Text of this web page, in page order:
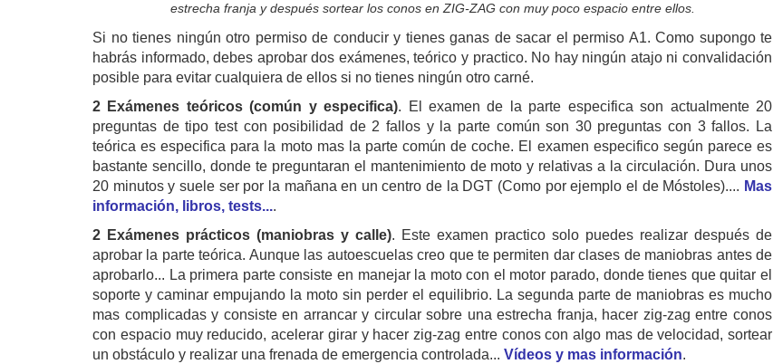
estrecha franja y después sortear los conos en ZIG-ZAG con muy poco espacio entre ellos.
Si no tienes ningún otro permiso de conducir y tienes ganas de sacar el permiso A1. Como supongo te
habrás informado, debes aprobar dos exámenes, teórico y practico. No hay ningún atajo ni convalidación
posible para evitar cualquiera de ellos si no tienes ningún otro carné.
2 Exámenes teóricos (común y especifica). El examen de la parte especifica son actualmente 20
preguntas de tipo test con posibilidad de 2 fallos y la parte común son 30 preguntas con 3 fallos. La
teórica es especifica para la moto mas la parte común de coche. El examen especifico según parece es
bastante sencillo, donde te preguntaran el mantenimiento de moto y relativas a la circulación. Dura unos
20 minutos y suele ser por la mañana en un centro de la DGT (Como por ejemplo el de Móstoles).... Mas
información, libros, tests....
2 Exámenes prácticos (maniobras y calle). Este examen practico solo puedes realizar después de
aprobar la parte teórica. Aunque las autoescuelas creo que te permiten dar clases de maniobras antes de
aprobarlo... La primera parte consiste en manejar la moto con el motor parado, donde tienes que quitar el
soporte y caminar empujando la moto sin perder el equilibrio. La segunda parte de maniobras es mucho
mas complicadas y consiste en arrancar y circular sobre una estrecha franja, hacer zig-zag entre conos
con espacio muy reducido, acelerar girar y hacer zig-zag entre conos con algo mas de velocidad, sortear
un obstáculo y realizar una frenada de emergencia controlada... Vídeos y mas información.